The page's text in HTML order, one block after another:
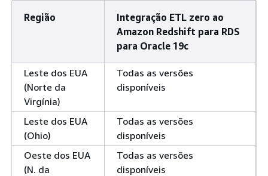
Região
Integração ETL zero ao
Amazon Redshift para RDS
para Oracle 19c
Leste dos EUA
(Norte da
Virgínia)
Todas as versões
disponíveis
Leste dos EUA
(Ohio)
Todas as versões
disponíveis
Oeste dos EUA
(N. da
Todas as versões
disponíveis